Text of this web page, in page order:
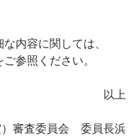
内容に関しては、
ご参照ください。
以上
）審査委員会 委員長浜